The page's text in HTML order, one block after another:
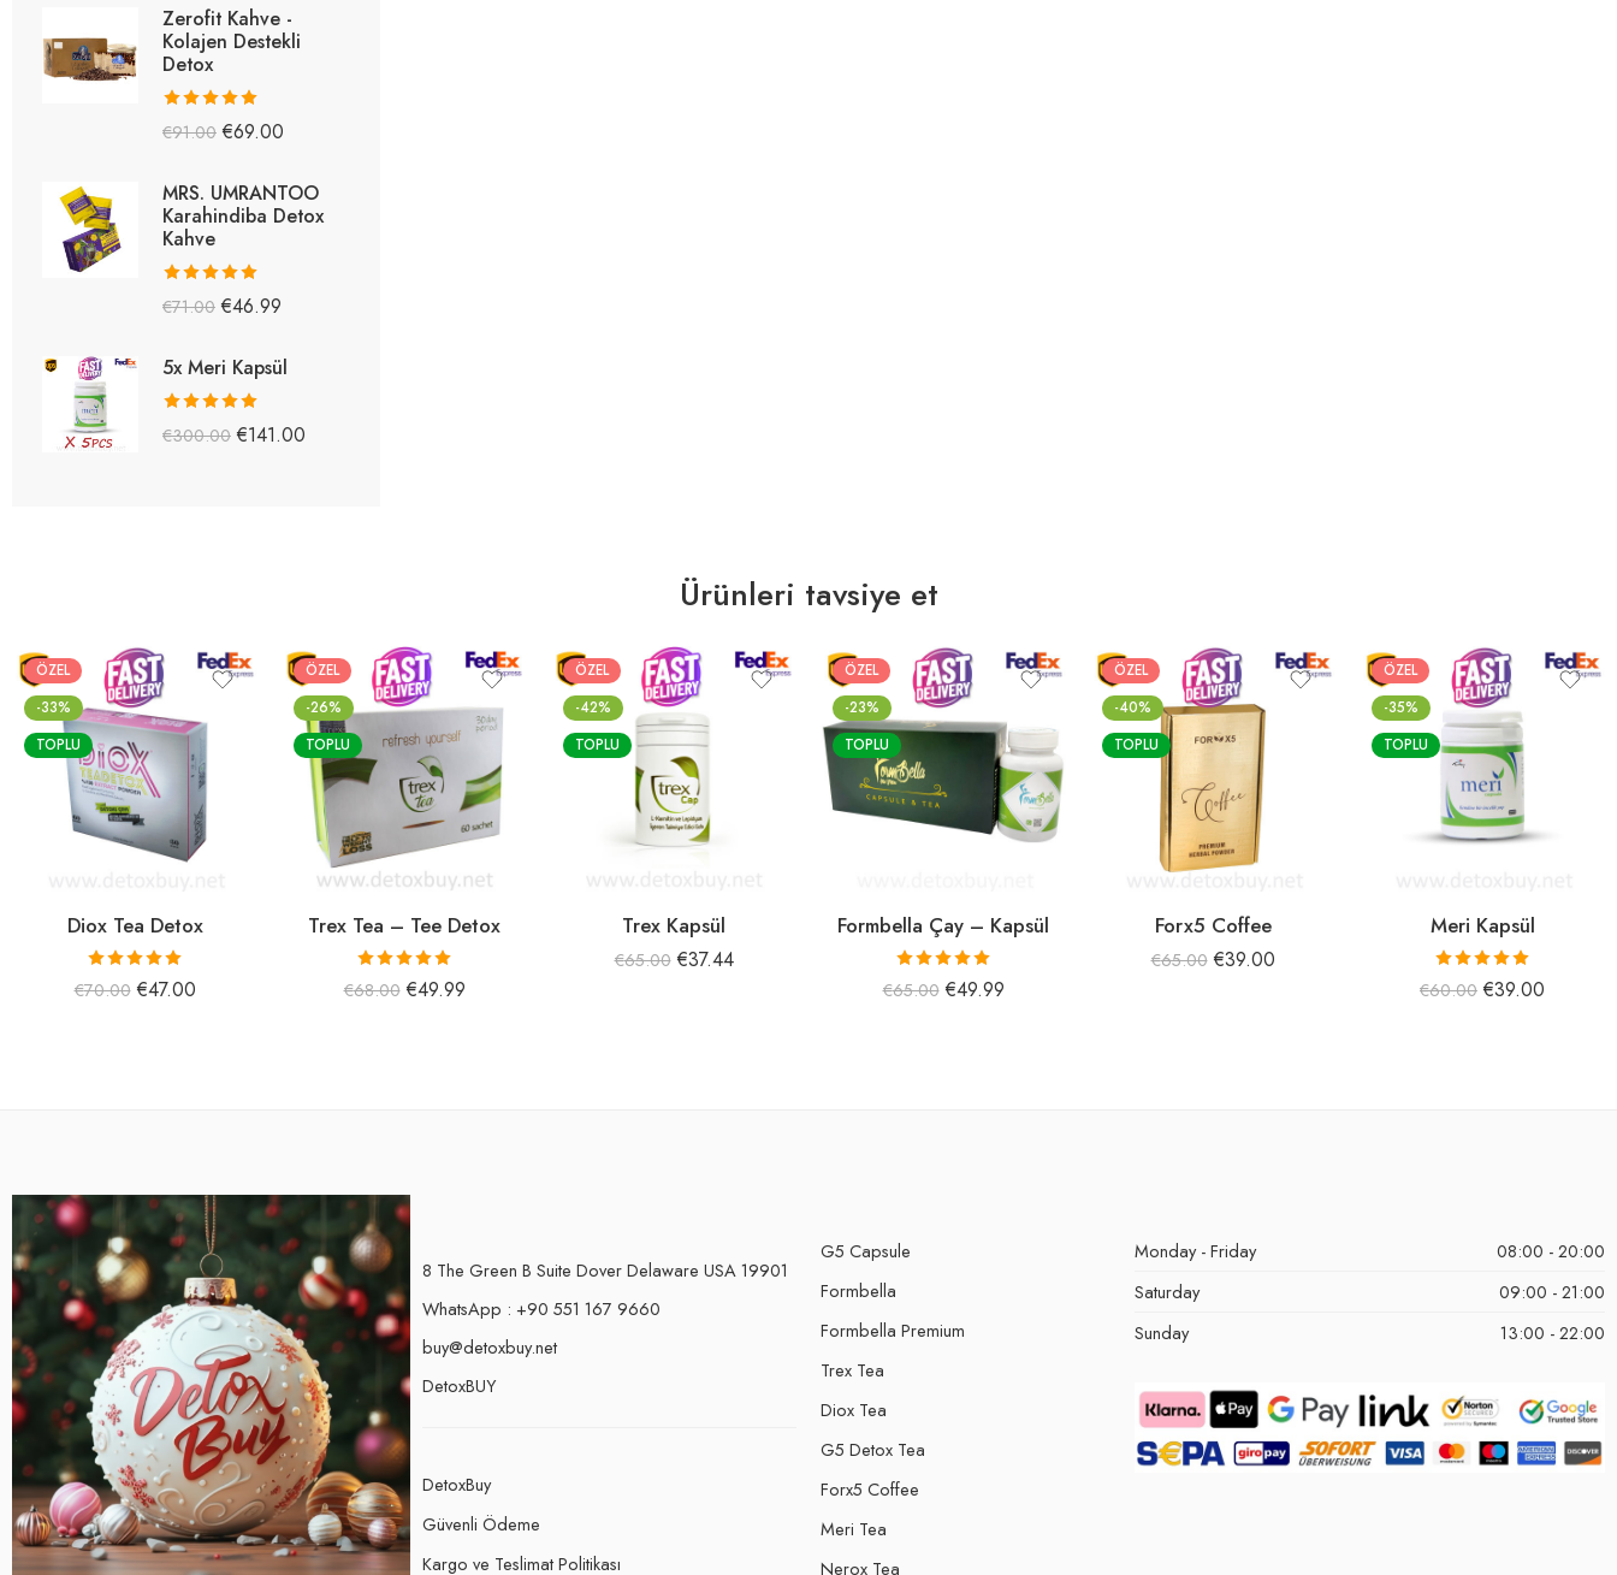
Zerofit Kahve -
Kolajen Destekli
Detox
5 üzerinden
€91.00 €69.00
MRS. UMRANTOO
Karahindiba Detox
Kahve
5 üzerinden
€71.00 €46.99
5x Meri Kapsül
5 üzerinden
€300.00 €141.00
Ürünleri tavsiye et
ÖZEL
-33%
TOPLU
Diox Tea Detox
5 üzerinden
5.00oy aldı
€70.00 €47.00
ÖZEL
-26%
TOPLU
Trex Tea – Tee Detox
5 üzerinden
5.00oy aldı
€68.00 €49.99
ÖZEL
-42%
TOPLU
Trex Kapsül
€65.00 €37.44
ÖZEL
-23%
TOPLU
Formbella Çay – Kapsül
5 üzerinden
5.00oy aldı
€65.00 €49.99
ÖZEL
-40%
TOPLU
Forx5 Coffee
€65.00 €39.00
ÖZEL
-35%
TOPLU
Meri Kapsül
5 üzerinden
5.00oy aldı
€60.00 €39.00
8 The Green B Suite Dover Delaware USA 19901
WhatsApp : +90 551 167 9660
buy@detoxbuy.net
DetoxBUY
DetoxBuy
Güvenli Ödeme
Kargo ve Teslimat Politikası
G5 Capsule
Formbella
Formbella Premium
Trex Tea
Diox Tea
G5 Detox Tea
Forx5 Coffee
Meri Tea
Nerox Tea
Monday - Friday
08:00 - 20:00
Saturday
09:00 - 21:00
Sunday
13:00 - 22:00